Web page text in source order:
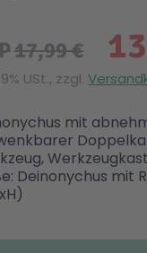
17,99 €
USt., zzgl.
mit
Deinonychus mit